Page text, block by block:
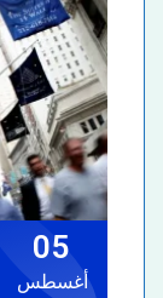
05
أغسطس